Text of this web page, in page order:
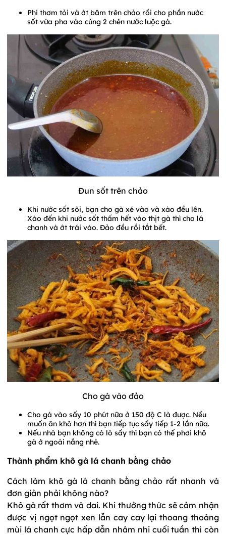
Phi thơm tỏi và ớt băm trên chảo rồi cho phần nước
sốt vừa pha vào cùng 2 chén nước luộc gà.
Đun sốt trên chảo
Khi nước sốt sôi, bạn cho gà xé vào và xào đều lên.
Xào đến khi nước sốt thấm hết vào thịt gà thì cho lá
chanh và ớt trái vào. Đảo đều rồi tắt bết.
Cho gà vào đảo
Cho gà vào sấy 10 phút nữa ở 150 độ C là được. Nếu
muốn ăn khô hơn thì bạn tiếp tục sấy tiếp 1-2 lần nữa.
Nếu nhà bạn không có lò sấy thì bạn có thể phơi khô
gà ở ngoài nắng nhé.
Thành phẩm khô gà lá chanh bằng chảo
Cách làm khô gà lá chanh bằng chảo rất nhanh và
đơn giản phải không nào?
Khô gà rất thơm và dai. Khi thưởng thức sẽ cảm nhận
được vị ngọt ngọt xen lẫn cay cay lại thoang thoảng
mùi lá chanh cực hấp dẫn nhâm nhi cuối tuần thì còn